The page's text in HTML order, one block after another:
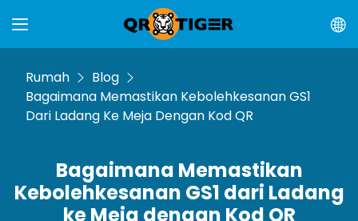
Rumah
Blog
Bagaimana Memastikan Kebolehkesanan GS1
Dari Ladang Ke Meja Dengan Kod QR
Bagaimana Memastikan
Kebolehkesanan GS1 dari Ladang
ke Meja dengan Kod QR